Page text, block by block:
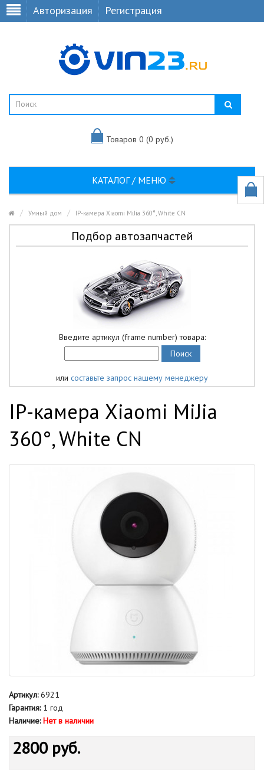
Авторизация Регистрация
Товаров 0 (0 руб.)
КАТАЛОГ / МЕНЮ
Умный дом IP-камера Xiaomi MiJia 360°, White CN
Подбор автозапчастей
Введите артикул (frame number) товара:
или составьте запрос нашему менеджеру
IP-камера Xiaomi MiJia
360°, White CN
Артикул:6921
Гарантия:1 год
Наличие: Нет в наличии
2800 руб.